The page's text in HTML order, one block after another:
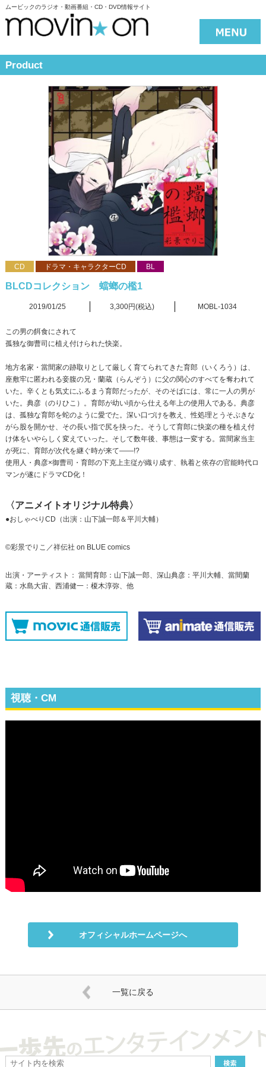
ムービックのラジオ・動画番組・CD・DVD情報サイト
Product
CD ドラマ・キャラクターCD BL
BLCDコレクション 蟷螂の檻1
2019/01/25 3,300円(税込) MOBL-1034
この男の餌食にされて
孤独な御曹司に植え付けられた快楽。
地方名家・當間家の跡取りとして厳しく育てられてきた育郎（いくろう）は、
座敷牢に匿われる妾腹の兄・蘭蔵（らんぞう）に父の関心のすべてを奪われて
いた。辛くとも気丈にふるまう育郎だったが、そのそばには、常に一人の男が
いた。典彦（のりひこ）。育郎が幼い頃から仕える年上の使用人である。典彦
は、孤独な育郎を蛇のように愛でた。深い口づけを教え、性処理とうそぶきな
がら股を開かせ、その長い指で尻を抉った。そうして育郎に快楽の種を植え付
け体をいやらしく変えていった。そして数年後、事態は一変する。當間家当主
が死に、育郎が次代を継ぐ時が来て――!?
使用人・典彦×御曹司・育郎の下克上主従が織り成す、執着と依存の官能時代ロ
マンが遂にドラマCD化！
〈アニメイトオリジナル特典〉
●おしゃべりCD（出演：山下誠一郎＆平川大輔）
©彩景でりこ／祥伝社 on BLUE comics
出演・アーティスト： 當間育郎：山下誠一郎、深山典彦：平川大輔、當間蘭
蔵：水島大宙、西浦健一：榎木淳弥、他
視聴・CM
オフィシャルホームページへ
一覧に戻る